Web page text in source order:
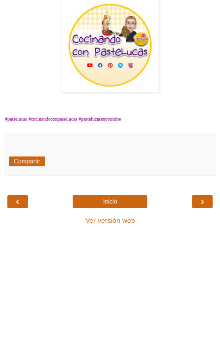
#pastelucas #cocinandoconpastelucas #pastelucasenyoutube
Compartir
‹ ›
Inicio
Ver versión web